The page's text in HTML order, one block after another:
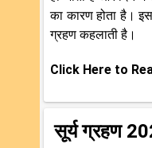
का कारण होता है।
ग्रहण कहलाती है।
Click Here to
सूर्य ग्रहण